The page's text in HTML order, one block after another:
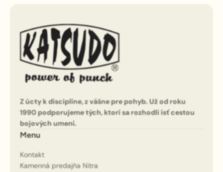
Z úcty k disciplíne, z vášne pre pohyb. Už od roku
1990 podporujeme tých, ktorí sa rozhodli ísť cestou
bojových umení.
Menu
Kontakt
Kamenná predajňa Nitra